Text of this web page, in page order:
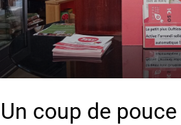
Un coup de